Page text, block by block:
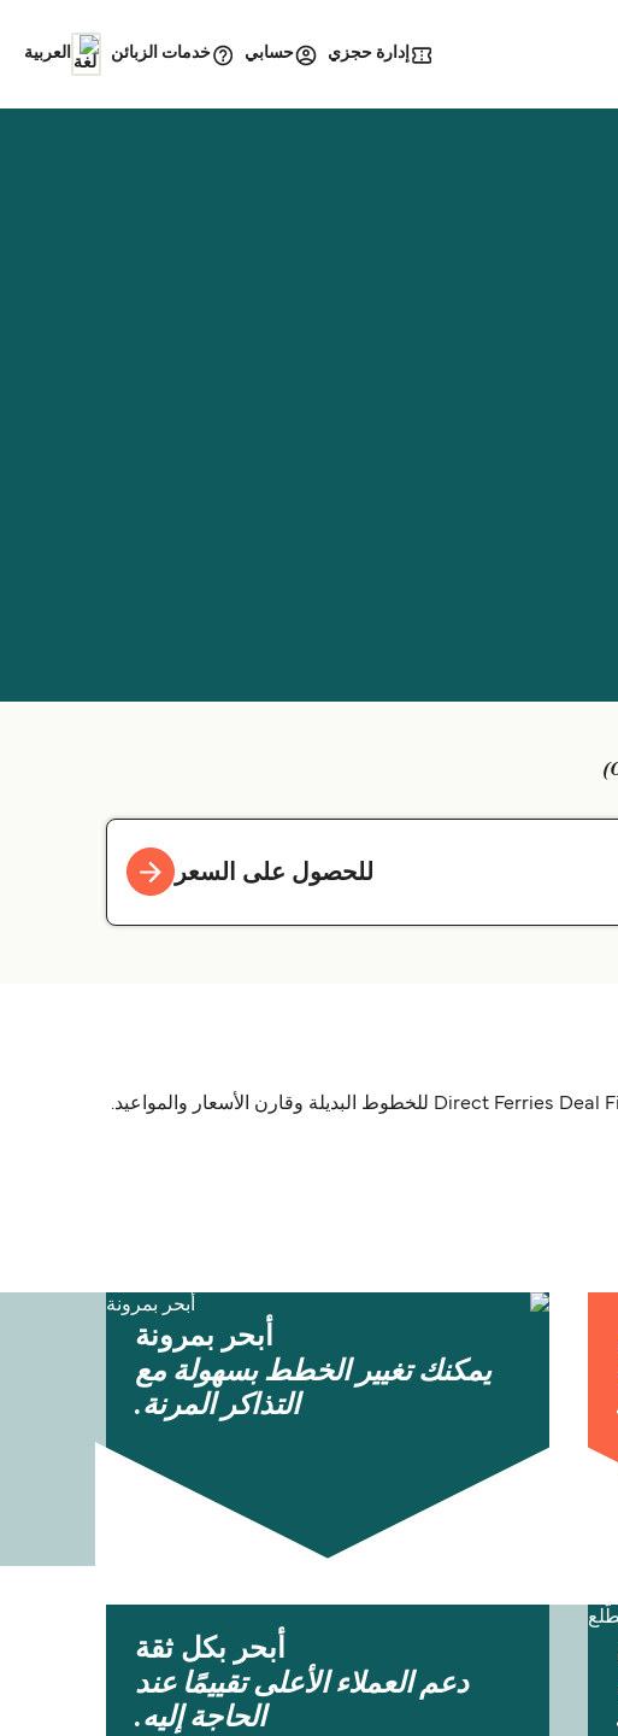
إدارة حجزي حسابي خدمات الزبائن العربية
للحصول على السعر
أبحر بمرونة
يمكنك تغيير الخطط بسهولة مع
التذاكر المرنة.
أبحر بكل ثقة
دعم العملاء الأعلى تقييمًا عند
الحاجة إليه.